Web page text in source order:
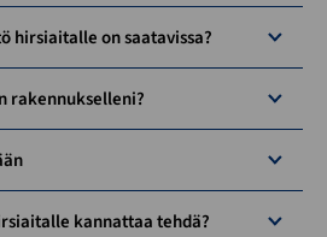
hirsiaitalle on saatavissa?
rakennukselleni?
kannattaa tehdä?